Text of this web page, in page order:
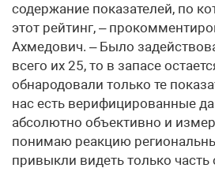
содержание показателей, по
этот рейтинг, –
Ахмедович. – Было
всего их 25, то в запасе
обнародовали только те
нас есть верифицированные
абсолютно объективно и
понимаю реакцию
привыкли видеть только